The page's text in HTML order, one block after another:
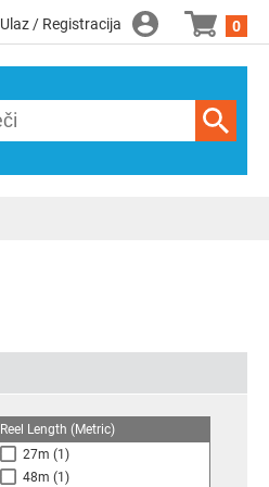
Ulaz / Registracija 0
Reel Length (Metric)
27m (1)
48m (1)